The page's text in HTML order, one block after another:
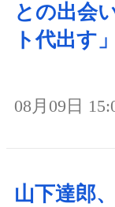
との出会
ト代出す」
08月09日
山下達郎